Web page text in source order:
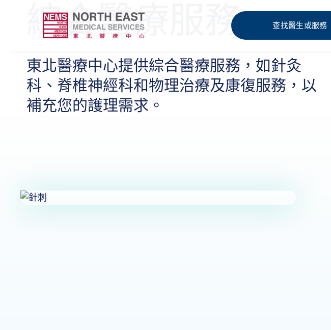
查找醫生或服務
綜合醫療服務
東北醫療中心提供綜合醫療服務，如針灸
科、脊椎神經科和物理治療及康復服務，以
補充您的護理需求。